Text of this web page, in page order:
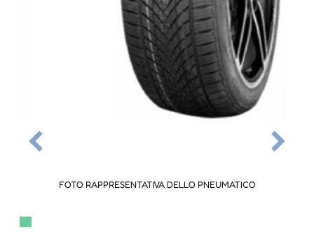
FOTO RAPPRESENTATIVA DELLO PNEUMATICO
▀